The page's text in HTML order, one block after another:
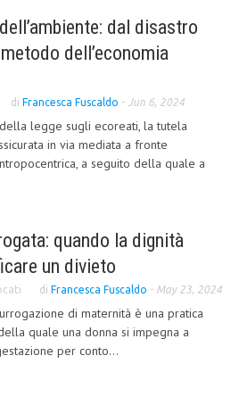
SERVICES
dal disastro
dell’economia
di Francesca Fuscaldo - Jun 6, 2024
legge sugli ecoreati, la tutela
in via mediata a fronte
a seguito della quale a
quando la dignità
un divieto
di Francesca Fuscaldo - May 23, 2024
di maternità è una pratica
quale una donna si impegna a
per conto...